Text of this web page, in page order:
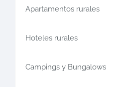
Apartamentos rurales
Hoteles rurales
Campings y Bungalows